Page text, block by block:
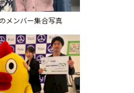
メンバー集合写真